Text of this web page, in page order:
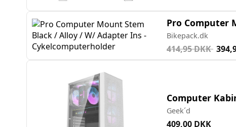
Pro Computer
Bikepack.dk
414,95 DKK
Computer
Geek´d
409,00 DKK